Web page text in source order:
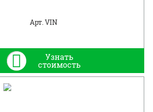
Арт. VIN
Узнать
стоимость